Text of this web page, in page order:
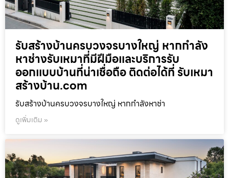
รับสร้างบ้านครบวงจรบางใหญ่ หากกำลัง
หาช่างรับเหมาที่มีฝีมือและบริการรับ
ออกแบบบ้านที่น่าเชื่อถือ ติดต่อได้ที่ รับเหมา
สร้างบ้าน.com
รับสร้างบ้านครบวงจรบางใหญ่ หากกำลังหาช่า
ดูเพิ่มเติม »